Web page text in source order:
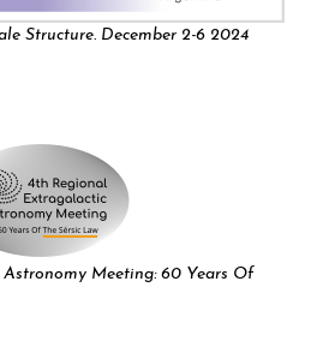
Structure. December 2-6 2024
Meeting: 60 Years Of